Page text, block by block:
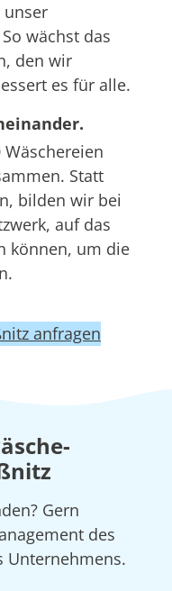
unser
wächst das
den wir
es für alle.
Statt
bilden wir bei
auf das
können, um die
anfragen
Gern
des
Unternehmens.